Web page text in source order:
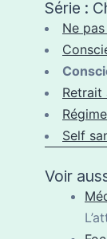
Série :
Ne
Retrait
Self
Voir